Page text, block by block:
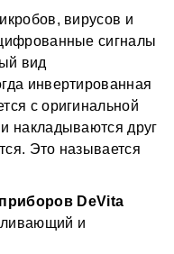
чтобы помочь
медальон
— можно
по истечении 6
DeMatrix-
здоровья
которое
полем
вирусов и
сигналы
вид
инвертированная
с оригинальной
накладываются друг
Это называется
DeVita
и